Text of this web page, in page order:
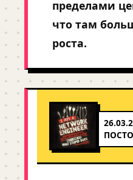
пределами
что там
роста.